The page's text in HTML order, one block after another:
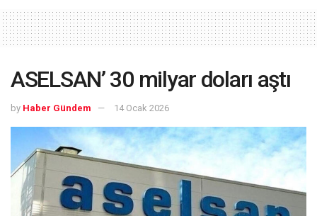
ASELSAN’ 30 milyar doları aştı
by Haber Gündem 14 Ocak 2026